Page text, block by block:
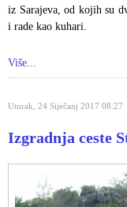
iz Sarajeva, od kojih su
i rade kao kuhari.
Više...
Utorak, 24 Siječanj 2017 08:27
Izgradnja ceste